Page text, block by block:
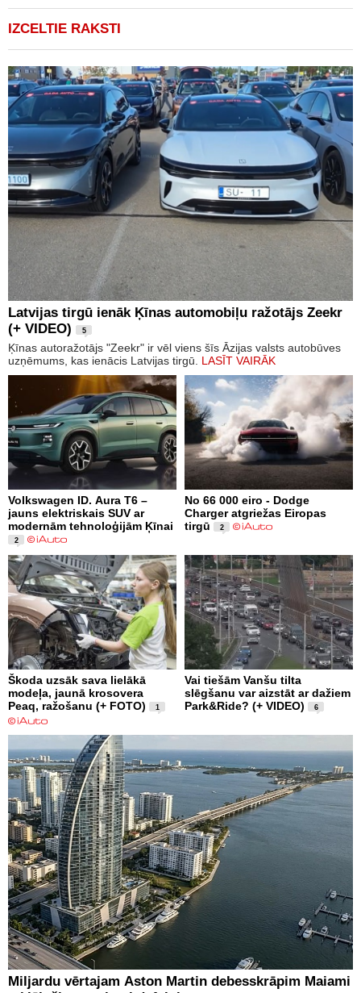
IZCELTIE RAKSTI
Latvijas tirgū ienāk Ķīnas automobiļu ražotājs Zeekr
(+ VIDEO)
5
Ķīnas autoražotājs "Zeekr" ir vēl viens šīs Āzijas valsts autobūves
uzņēmums, kas ienācis Latvijas tirgū. LASĪT VAIRĀK
Volkswagen ID. Aura T6 –
jauns elektriskais SUV ar
modernām tehnoloģijām Ķīnai
2
No 66 000 eiro - Dodge
Charger atgriežas Eiropas
tirgū
2
Škoda uzsāk sava lielākā
modeļa, jaunā krosovera
Peaq, ražošanu (+ FOTO)
1
Vai tiešām Vanšu tilta
slēgšanu var aizstāt ar dažiem
Park&Ride? (+ VIDEO)
6
Miljardu vērtajam Aston Martin debesskrāpim Maiami